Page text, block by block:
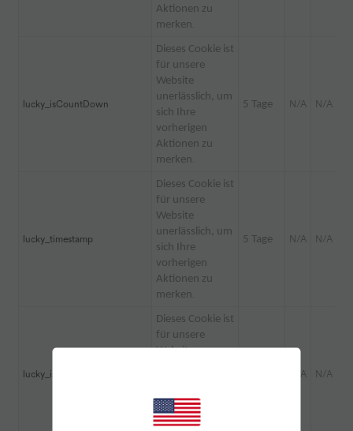
Aktionen zu
merken.
lucky_isCountDown
Dieses Cookie ist
für unsere
Website
unerlässlich, um
sich Ihre
vorherigen
Aktionen zu
merken.
5 Tage N/A N/A
lucky_timestamp
Dieses Cookie ist
für unsere
Website
unerlässlich, um
sich Ihre
vorherigen
Aktionen zu
merken.
5 Tage N/A N/A
lucky_isRemove
Dieses Cookie ist
für unsere
Website
vorherigen
Aktionen zu
N/A N/A